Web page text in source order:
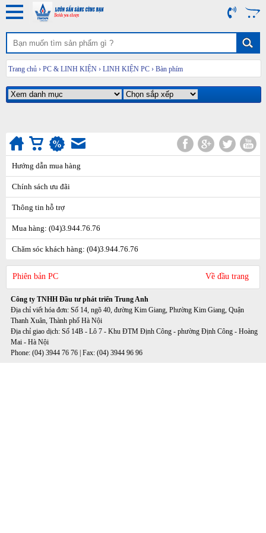
Trang chủ › PC & LINH KIỆN › LINH KIỆN PC › Bàn phím
Hướng dẫn mua hàng
Chính sách ưu đãi
Thông tin hỗ trợ
Mua hàng: (04)3.944.76.76
Chăm sóc khách hàng: (04)3.944.76.76
Phiên bản PC Về đầu trang
Công ty TNHH Đầu tư phát triển Trung Anh
Địa chỉ viết hóa đơn: Số 14, ngõ 40, đường Kim Giang, Phường Kim Giang, Quận
Thanh Xuân, Thành phố Hà Nội
Địa chỉ giao dịch: Số 14B - Lô 7 - Khu ĐTM Định Công - phường Định Công - Hoàng
Mai - Hà Nội
Phone: (04) 3944 76 76 | Fax: (04) 3944 96 96